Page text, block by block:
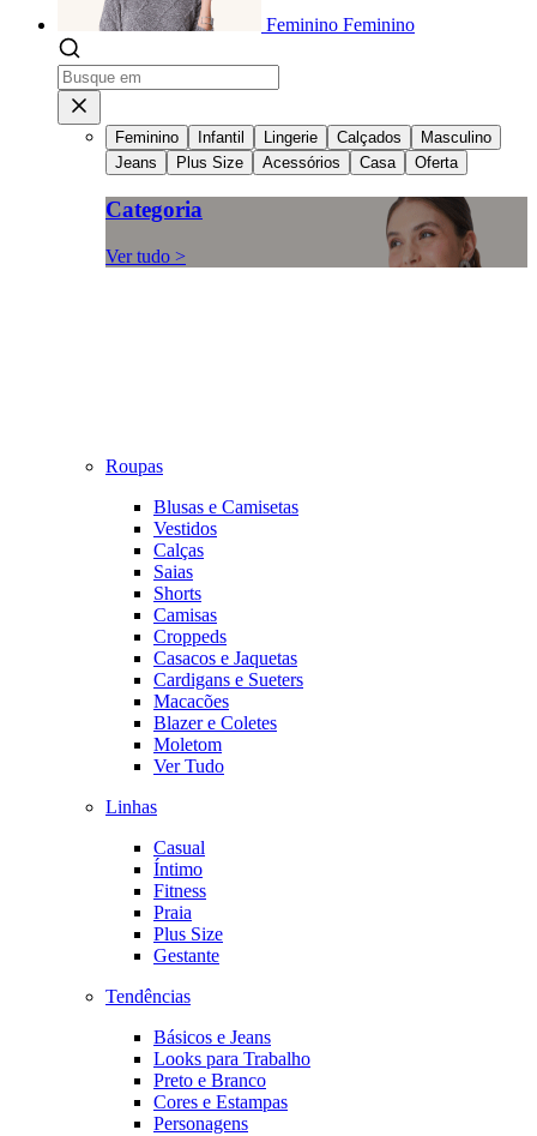
Feminino Feminino
Feminino Infantil Lingerie Calçados
Masculino
Jeans
Plus Size Acessórios Casa Oferta
Categoria
Ver tudo >
Roupas
Blusas e Camisetas
Vestidos
Calças
Saias
Shorts
Camisas
Croppeds
Casacos e Jaquetas
Cardigans e Sueters
Macacões
Blazer e Coletes
Moletom
Ver Tudo
Linhas
Casual
Íntimo
Fitness
Praia
Plus Size
Gestante
Tendências
Básicos e Jeans
Looks para Trabalho
Preto e Branco
Cores e Estampas
Personagens